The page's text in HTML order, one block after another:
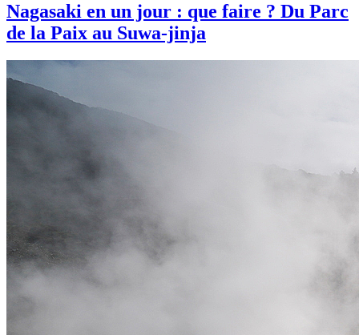
Nagasaki en un jour : que faire ? Du Parc
de la Paix au Suwa-jinja